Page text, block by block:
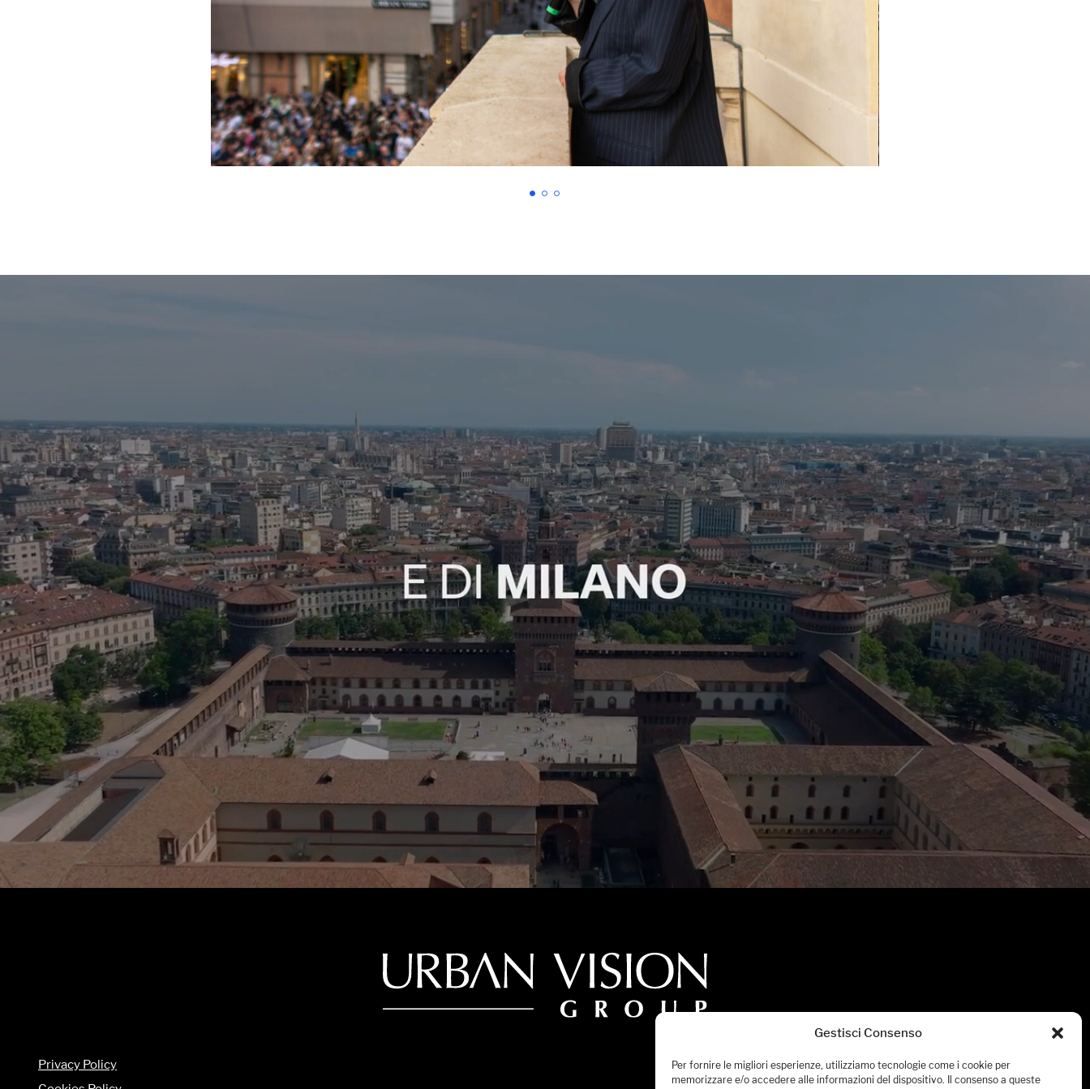
Gestisci Consenso
Per fornire le migliori esperienze, utilizziamo tecnologie come i cookie per
memorizzare e/o accedere alle informazioni del dispositivo. Il consenso a queste
Privacy Policy